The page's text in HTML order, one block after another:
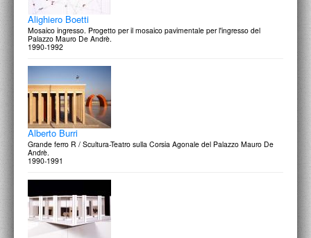
Alighiero Boetti
Mosaico ingresso. Progetto per il mosaico pavimentale per l'ingresso del
Palazzo Mauro De Andrè.
1990-1992
Alberto Burri
Grande ferro R / Scultura-Teatro sulla Corsia Agonale del Palazzo Mauro De
Andrè.
1990-1991